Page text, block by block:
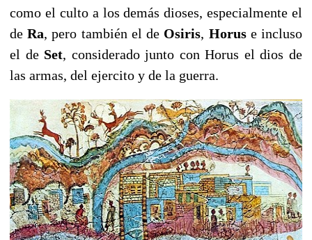
como el culto a los demás dioses, especialmente el
deRa, pero también el de Osiris, Horuse incluso
el de Set, considerado junto con Horus el dios de
las armas, del ejercito y de la guerra.